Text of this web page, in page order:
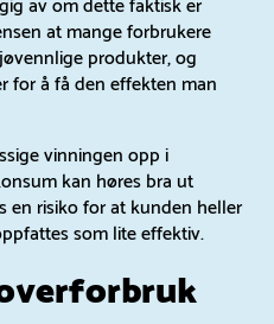
at mange forbrukere
produkter, og
for å få den effekten man
vinningen opp i
kan høres bra ut
en risiko for at kunden heller
som lite effektiv.